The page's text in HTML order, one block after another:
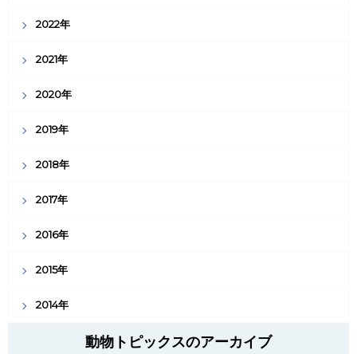
2022年
2021年
2020年
2019年
2018年
2017年
2016年
2015年
2014年
動物トピックスのアーカイブ